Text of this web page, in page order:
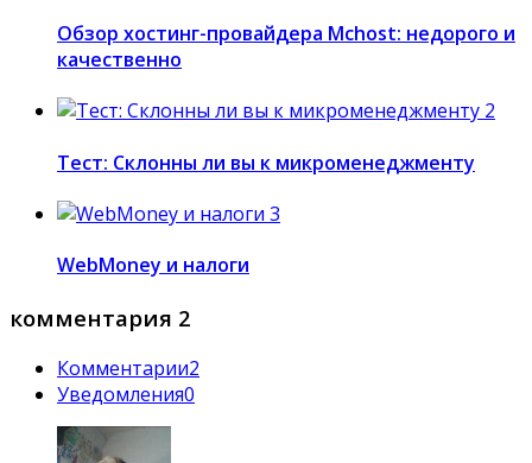
Обзор хостинг-провайдера Mchost: недорого и
качественно
Тест: Склонны ли вы к микроменеджменту
WebMoney и налоги
комментария 2
Комментарии2
Уведомления0